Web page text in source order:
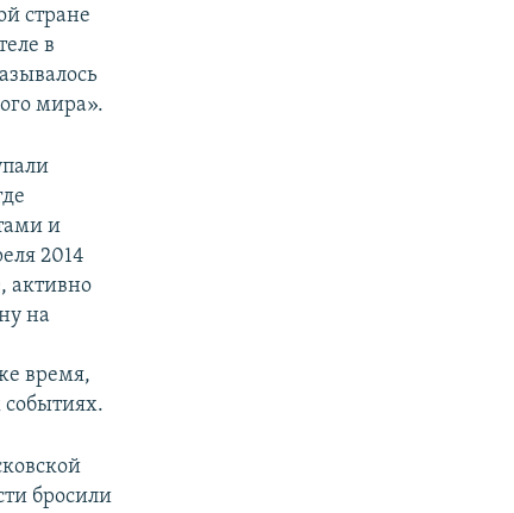
стране
в
мира».
и
2014
активно
на
время,
бросили